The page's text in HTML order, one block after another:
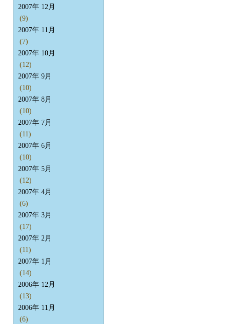
2007年 12月
(9)
2007年 11月
(7)
2007年 10月
(12)
2007年 9月
(10)
2007年 8月
(10)
2007年 7月
(11)
2007年 6月
(10)
2007年 5月
(12)
2007年 4月
(6)
2007年 3月
(17)
2007年 2月
(11)
2007年 1月
(14)
2006年 12月
(13)
2006年 11月
(6)